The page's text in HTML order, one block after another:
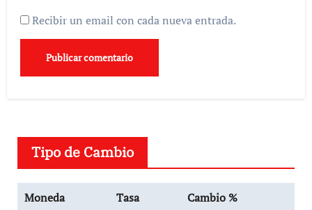
Recibir un email con cada nueva entrada.
Tipo de Cambio
Moneda Tasa
Cambio %